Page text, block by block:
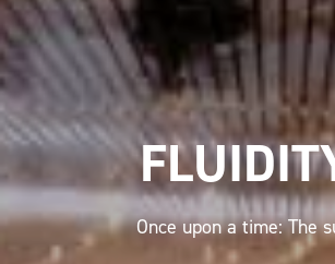
Once upon a time: The